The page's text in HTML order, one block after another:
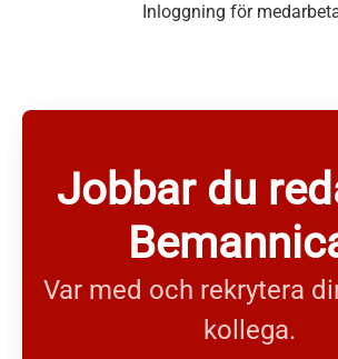
Inloggning för
Jobbar du
Var med och rekrytera
kollega.